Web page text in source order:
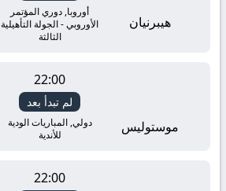
هيبرنيان
أوروبا, دوري المؤتمر
الأوروبي - الجولة التأهيلية
الثالثة
موستوليس
22:00
لم تبدأ بعد
دولي, المباريات الودية
للأندية
22:00